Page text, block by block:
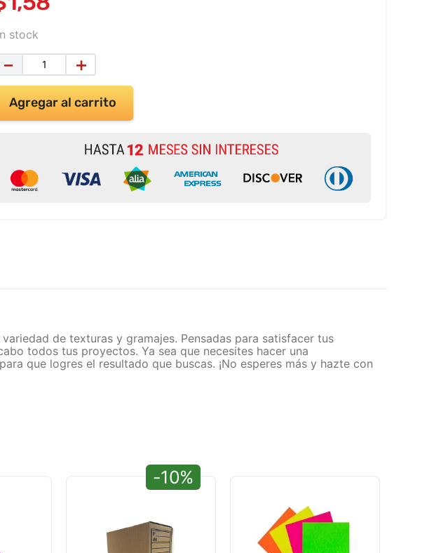
stock
＋
－
Agregar al carrito
de texturas y gramajes. Pensadas para satisfacer tus
todos tus proyectos. Ya sea que necesites hacer una
que logres el resultado que buscas. ¡No esperes más y hazte con
-10%